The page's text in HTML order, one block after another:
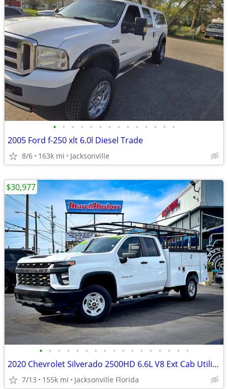
• • • • • • • • • • • • • •
2005 Ford f-250 xlt 6.0l Diesel Trade
8/6 163k mi Jacksonville
• • • • • • • • • • • • • • • • •
2020 Chevrolet Silverado 2500HD 6.6L V8 Ext Cab Utility Body Work Tru
7/13 155k mi Jacksonville Florida
$30,977